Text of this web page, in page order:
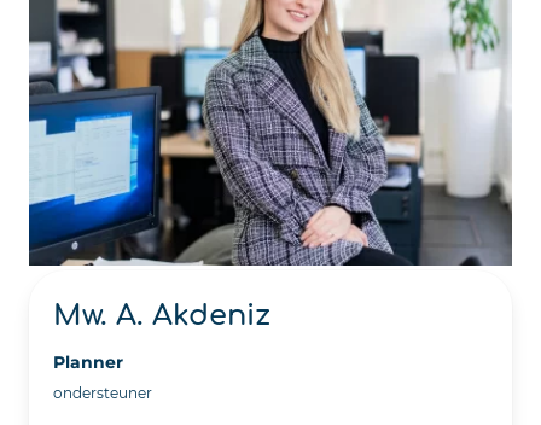
Mw. A. Akdeniz
Planner
ondersteuner